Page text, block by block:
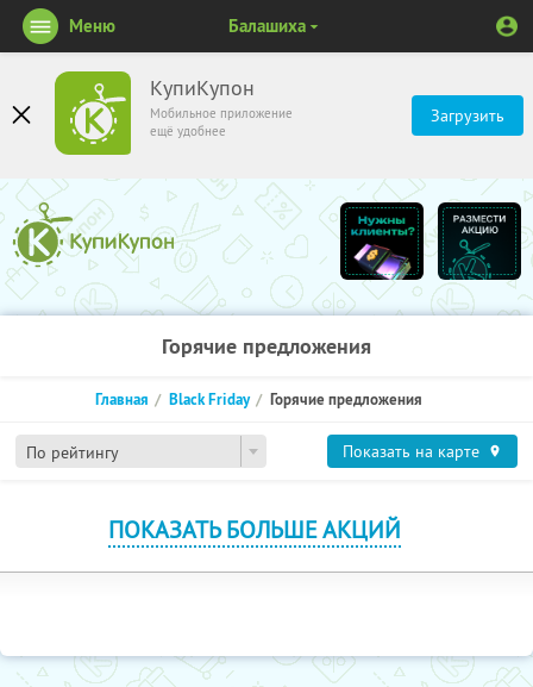
КупиКупон
Мобильное приложение
ещё удобнее
Загрузить
Меню Балашиха
Горячие предложения
По рейтингу
Главная Black Friday Горячие предложения
Показать на карте
ПОКАЗАТЬ БОЛЬШЕ АКЦИЙ